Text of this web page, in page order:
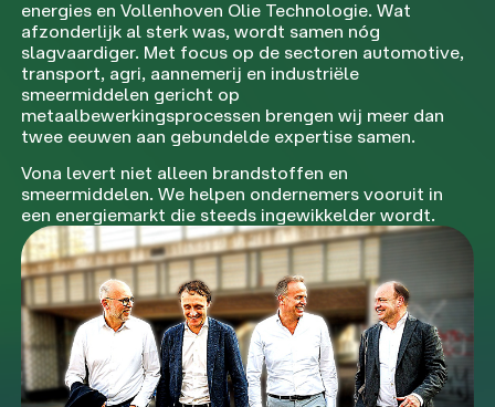
energies en Vollenhoven Olie Technologie. Wat
afzonderlijk al sterk was, wordt samen nóg
slagvaardiger. Met focus op de sectoren automotive,
transport, agri, aannemerij en industriële
smeermiddelen gericht op
metaalbewerkingsprocessen brengen wij meer dan
twee eeuwen aan gebundelde expertise samen.
Vona levert niet alleen brandstoffen en
smeermiddelen. We helpen ondernemers vooruit in
een energiemarkt die steeds ingewikkelder wordt.